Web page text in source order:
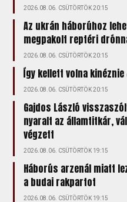
2026.08.06. CSÜTÖRTÖK 20:15
Az ukrán háborúhoz
megpakolt reptéri
2026.08.06. CSÜTÖRTÖK 20:15
Így kellett volna
2026.08.06. CSÜTÖRTÖK 20:15
Gajdos László
nyaralt az államtitkár,
végzett
2026.08.06. CSÜTÖRTÖK 19:15
Háborús arzenál miatt
a budai rakpartot
2026.08.06. CSÜTÖRTÖK 19:15